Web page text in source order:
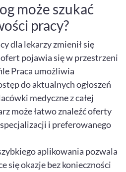
może szukać
pracy?
dla lekarzy zmienił się
ofert pojawia się w przestrzeni
Praca umożliwia
do aktualnych ogłoszeń
medyczne z całej
może łatwo znaleźć oferty
i preferowanego
aplikowania pozwala
się okazje bez konieczności